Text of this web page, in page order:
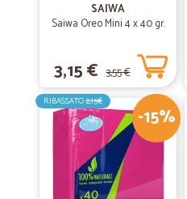
SAIWA
Saiwa Oreo Mini 4 x 40 gr.
3,15 € 3,55 €
-15%
RIBASSATO2,15€